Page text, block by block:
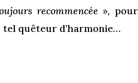
recommencée », pour
tel quêteur d’harmonie…